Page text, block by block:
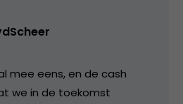
mee eens, en de cash
we in de toekomst